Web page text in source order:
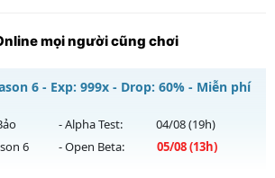
mọi người cũng chơi
6 - Exp: 999x - Drop: 60% - Miễn phí
- Alpha Test: 04/08(19h)
6 - Open Beta: 05/08(13h)